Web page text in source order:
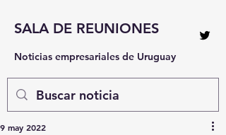
SALA DE REUNIONES
Noticias empresariales de Uruguay
9 may 2022